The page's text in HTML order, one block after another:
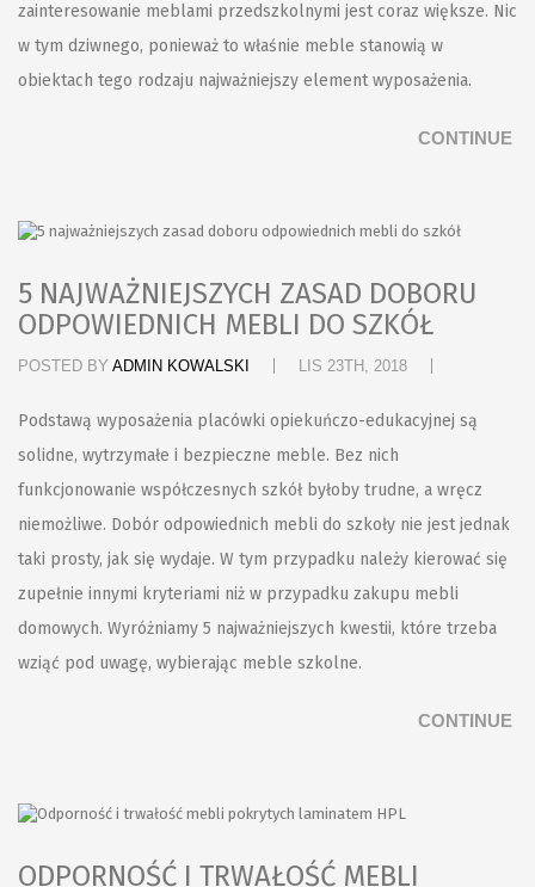
zainteresowanie meblami przedszkolnymi jest coraz większe. Nic
w tym dziwnego, ponieważ to właśnie meble stanowią w
obiektach tego rodzaju najważniejszy element wyposażenia.
CONTINUE
5 NAJWAŻNIEJSZYCH ZASAD DOBORU
ODPOWIEDNICH MEBLI DO SZKÓŁ
POSTED BY ADMIN KOWALSKI LIS 23TH, 2018
Podstawą wyposażenia placówki opiekuńczo-edukacyjnej są
solidne, wytrzymałe i bezpieczne meble. Bez nich
funkcjonowanie współczesnych szkół byłoby trudne, a wręcz
niemożliwe. Dobór odpowiednich mebli do szkoły nie jest jednak
taki prosty, jak się wydaje. W tym przypadku należy kierować się
zupełnie innymi kryteriami niż w przypadku zakupu mebli
domowych. Wyróżniamy 5 najważniejszych kwestii, które trzeba
wziąć pod uwagę, wybierając meble szkolne.
CONTINUE
ODPORNOŚĆ I TRWAŁOŚĆ MEBLI